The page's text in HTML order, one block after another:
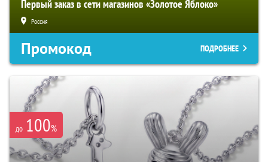
Первый заказ в сети магазинов «Золотое Яблоко»
Россия
Промокод ПОДРОБНЕЕ
до 100%